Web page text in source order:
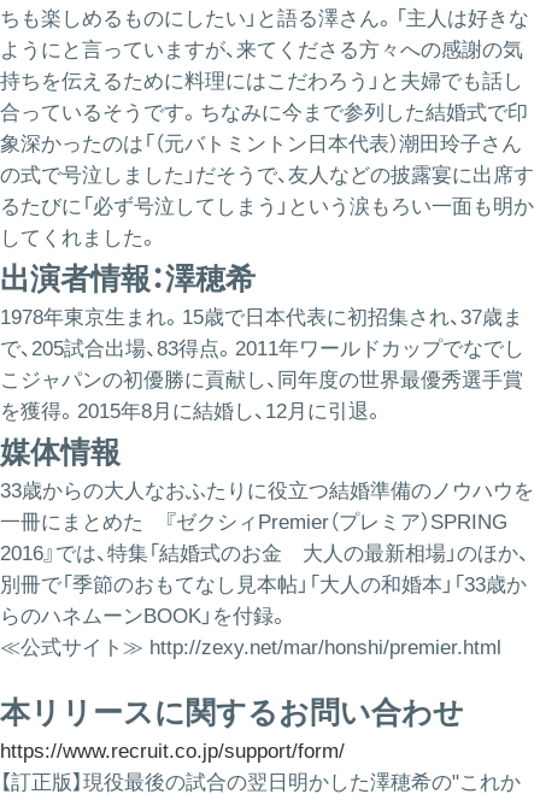
ちも楽しめるものにしたい」と語る澤さん。「主人は好きな
ようにと言っていますが、来てくださる方々への感謝の気
持ちを伝えるために料理にはこだわろう」と夫婦でも話し
合っているそうです。ちなみに今まで参列した結婚式で印
象深かったのは「（元バトミントン日本代表）潮田玲子さん
の式で号泣しました」だそうで、友人などの披露宴に出席す
るたびに「必ず号泣してしまう」という涙もろい一面も明か
してくれました。
出演者情報：澤穂希
1978年東京生まれ。15歳で日本代表に初招集され、37歳ま
で、205試合出場、83得点。2011年ワールドカップでなでし
こジャパンの初優勝に貢献し、同年度の世界最優秀選手賞
を獲得。2015年8月に結婚し、12月に引退。
媒体情報
33歳からの大人なおふたりに役立つ結婚準備のノウハウを
一冊にまとめた 『ゼクシィPremier（プレミア）SPRING
2016』では、特集「結婚式のお金 大人の最新相場」のほか、
別冊で「季節のおもてなし見本帖」「大人の和婚本」「33歳か
らのハネムーンBOOK」を付録。
≪公式サイト≫ http://zexy.net/mar/honshi/premier.html
本リリースに関するお問い合わせ
https://www.recruit.co.jp/support/form/
【訂正版】現役最後の試合の翌日明かした澤穂希の"これか